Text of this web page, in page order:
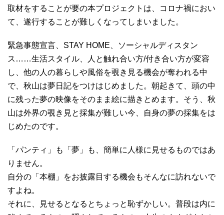
取材をすることが要の本プロジェクトは、コロナ禍におい
て、遂行することが難しくなってしまいました。
緊急事態宣言、STAY HOME、ソーシャルディスタン
ス……生活スタイル、人と触れ合い方/付き合い方が変容
し、他の人の暮らしや風俗を覗き見る機会が奪われる中
で、秋山は夢日記をつけはじめました。朝起きて、頭の中
に残った夢の映像をそのまま絵に描きとめます。そう、秋
山は外界の覗き見と採集が難しい今、自身の夢の採集をは
じめたのです。
「パンティ」も「夢」も、簡単に人様に見せるものではあ
りません。
自分の「本棚」をお披露目する機会もそんなに訪れないで
すよね。
それに、見せるとなるとちょっと恥ずかしい。普段は内に